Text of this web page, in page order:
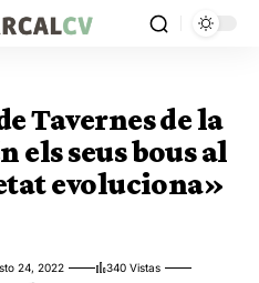
Tavernes de la
els seus bous al
evoluciona»
24, 2022
340 Vistas